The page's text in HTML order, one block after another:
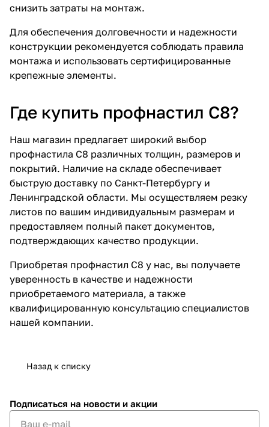
снизить затраты на монтаж.
Для обеспечения долговечности и надежности
конструкции рекомендуется соблюдать правила
монтажа и использовать сертифицированные
крепежные элементы.
Где купить профнастил С8?
Наш магазин предлагает широкий выбор
профнастила С8 различных толщин, размеров и
покрытий. Наличие на складе обеспечивает
быструю доставку по Санкт-Петербургу и
Ленинградской области. Мы осуществляем резку
листов по вашим индивидуальным размерам и
предоставляем полный пакет документов,
подтверждающих качество продукции.
Приобретая профнастил С8 у нас, вы получаете
уверенность в качестве и надежности
приобретаемого материала, а также
квалифицированную консультацию специалистов
нашей компании.
Назад к списку
Подписаться на новости и акции